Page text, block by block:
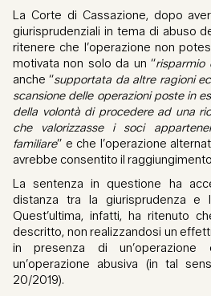
La Corte di Cassazione, dopo
giurisprudenziali in tema di abuso
ritenere che l’operazione non
motivata non solo da un “risparmio
anche “supportata da altre ragioni
scansione delle operazioni poste in
della volontà di procedere ad una
che valorizzasse i soci
familiare” e che l’operazione
avrebbe consentito il
La sentenza in questione ha
distanza tra la giurisprudenza e
Quest’ultima, infatti, ha ritenuto
descritto, non realizzandosi un
in presenza di
un’operazione abusiva (in tal
20/2019).